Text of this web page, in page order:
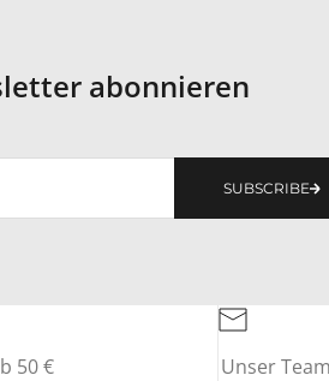
abonnieren
SUBSCRIBE
50 €
Unser